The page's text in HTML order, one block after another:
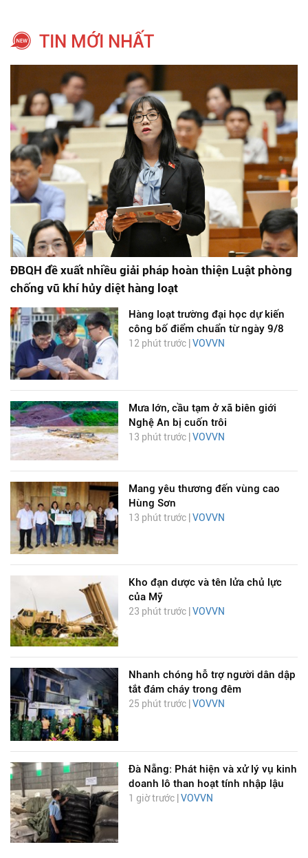
TIN MỚI NHẤT
ĐBQH đề xuất nhiều giải pháp hoàn thiện Luật phòng
chống vũ khí hủy diệt hàng loạt
Hàng loạt trường đại học dự kiến
công bố điểm chuẩn từ ngày 9/8
12 phút trước | VOVVN
Mưa lớn, cầu tạm ở xã biên giới
Nghệ An bị cuốn trôi
13 phút trước |VOVVN
Mang yêu thương đến vùng cao
Hùng Sơn
13 phút trước | VOVVN
Kho đạn dược và tên lửa chủ lực
của Mỹ
23 phút trước | VOVVN
Nhanh chóng hỗ trợ người dân dập
tắt đám cháy trong đêm
25 phút trước | VOVVN
Đà Nẵng: Phát hiện và xử lý vụ kinh
doanh lô than hoạt tính nhập lậu
1 giờ trước |VOVVN